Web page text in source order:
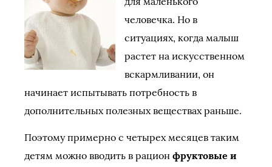
человечка. Но в
ситуациях, когда малыш
растет на искусственном
вскармливании, он
начинает испытывать потребность в
дополнительных полезных веществах раньше.
Поэтому примерно с четырех месяцев таким
детям можно вводить в рацион фруктовые и